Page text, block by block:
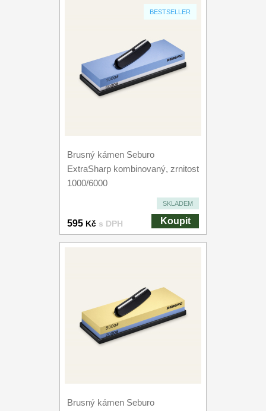
BESTSELLER
Brusný kámen Seburo
ExtraSharp kombinovaný, zrnitost
1000/6000
SKLADEM
595 Kč s DPH Koupit
Brusný kámen Seburo